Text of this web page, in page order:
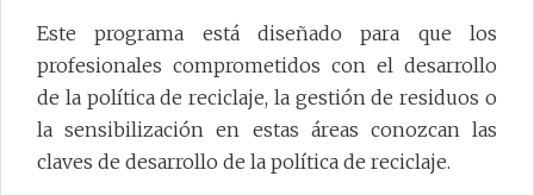
Este programa está diseñado para que los
profesionales comprometidos con el desarrollo
de la política de reciclaje, la gestión de residuos o
la sensibilización en estas áreas conozcan las
claves de desarrollo de la política de reciclaje.